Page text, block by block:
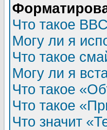
Что такое
Могу ли я
Что такое
Могу ли я
Что такое
Что такое
Что значит